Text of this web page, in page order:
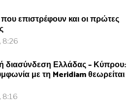
που επιστρέφουν και οι πρώτες
8:26
διασύνδεση Ελλάδας – Κύπρου:
με τη Meridiam θεωρείται